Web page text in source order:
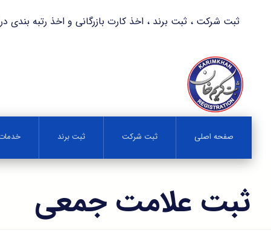
ثبت شرکت ، ثبت برند ، اخذ کارت بازرگانی و اخذ رتبه بندی در کمترین
صفحه اصلی ثبت شرکت ثبت برند
ثبت علامت جمعی